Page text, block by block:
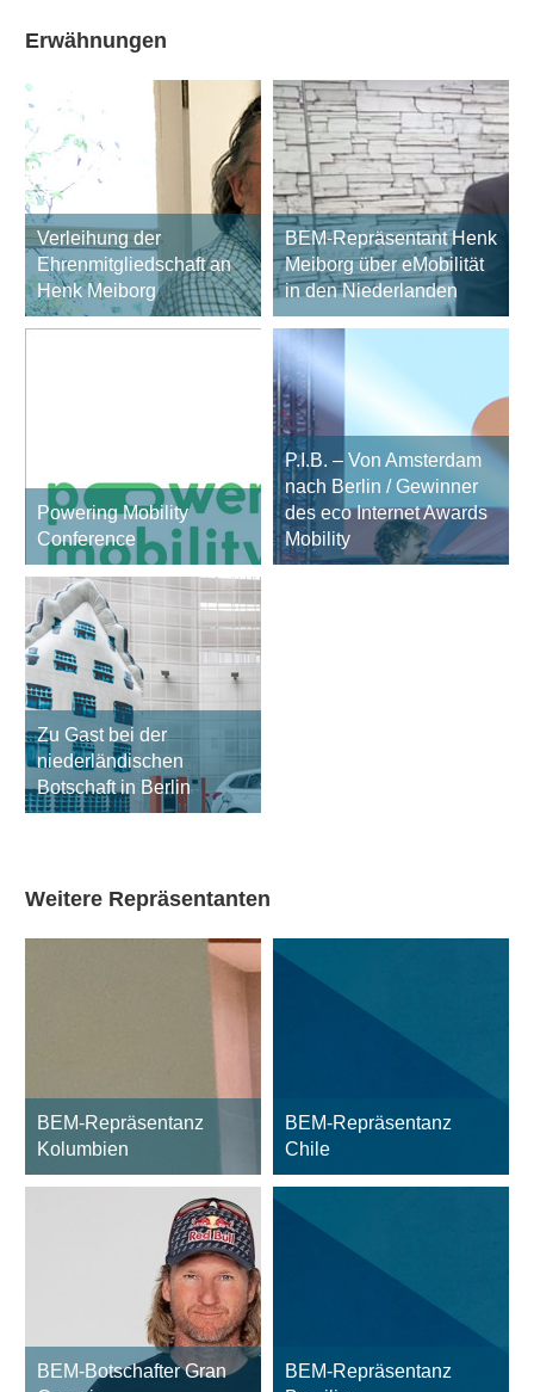
Erwähnungen
Verleihung der
Ehrenmitgliedschaft an
Henk Meiborg
BEM-Repräsentant Henk
Meiborg über eMobilität
in den Niederlanden
Powering Mobility
Conference
P.I.B. – Von Amsterdam
nach Berlin / Gewinner
des eco Internet Awards
Mobility
Zu Gast bei der
niederländischen
Botschaft in Berlin
Weitere Repräsentanten
BEM-Repräsentanz
Kolumbien
BEM-Repräsentanz
Chile
BEM-Botschafter Gran
BEM-Repräsentanz